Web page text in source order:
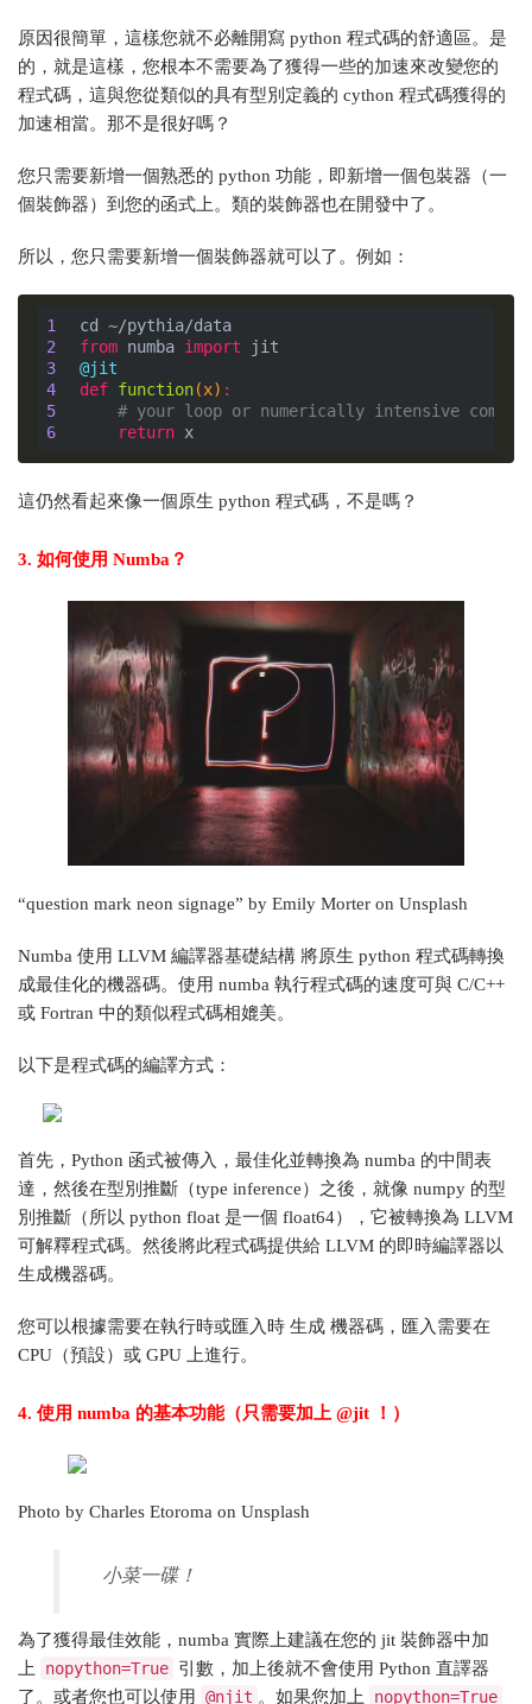
原因很簡單，這樣您就不必離開寫 python 程式碼的舒適區。是
的，就是這樣，您根本不需要為了獲得一些的加速來改變您的
程式碼，這與您從類似的具有型別定義的 cython 程式碼獲得的
加速相當。那不是很好嗎？
您只需要新增一個熟悉的 python 功能，即新增一個包裝器（一
個裝飾器）到您的函式上。類的裝飾器也在開發中了。
所以，您只需要新增一個裝飾器就可以了。例如：
1
2
from numba import
3
@jit
4
def function(x) :
5
# your loop or numerically intensive
6
return x
這仍然看起來像一個原生 python 程式碼，不是嗎？
3. 如何使用 Numba？
“question mark neon signage” by Emily Morter on Unsplash
Numba 使用 LLVM 編譯器基礎結構 將原生 python 程式碼轉換
成最佳化的機器碼。使用 numba 執行程式碼的速度可與 C/C++
或 Fortran 中的類似程式碼相媲美。
以下是程式碼的編譯方式：
首先，Python 函式被傳入，最佳化並轉換為 numba 的中間表
達，然後在型別推斷（type inference）之後，就像 numpy 的型
別推斷（所以 python float 是一個 float64），它被轉換為 LLVM
可解釋程式碼。然後將此程式碼提供給 LLVM 的即時編譯器以
生成機器碼。
您可以根據需要在執行時或匯入時 生成 機器碼，匯入需要在
CPU（預設）或 GPU 上進行。
4. 使用 numba 的基本功能（只需要加上 @jit ！）
Photo by Charles Etoroma on Unsplash
小菜一碟！
為了獲得最佳效能，numba 實際上建議在您的 jit 裝飾器中加
上
nopython=True 引數，加上後就不會使用 Python 直譯器
了。或者您也可以使用 @njit 。如果您加上 nopython=True